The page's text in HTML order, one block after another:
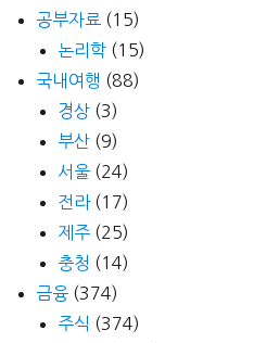
공부자료 (15)
논리학 (15)
국내여행 (88)
경상 (3)
부산 (9)
서울 (24)
전라(17)
제주 (25)
충청 (14)
금융 (374)
주식 (374)